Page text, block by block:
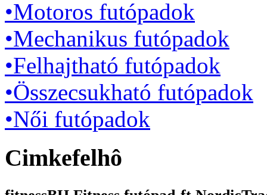
•Motoros futópadok
•Mechanikus futópadok
•Felhajtható futópadok
•Összecsukható futópadok
•Női futópadok
Cimkefelhô